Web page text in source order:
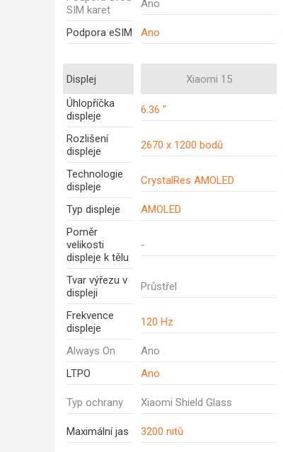
SIM karet
Ano
Podpora eSIM Ano
Displej Xiaomi 15
Úhlopříčka
displeje
6.36 "
Rozlišení
displeje
2670 x 1200 bodů
Technologie
displeje
CrystalRes AMOLED
Typ displeje AMOLED
Poměr
velikosti
displeje k tělu
-
Tvar výřezu v
displeji
Průstřel
Frekvence
displeje
120 Hz
Always On Ano
LTPO
Ano
Typ ochrany Xiaomi Shield Glass
Maximální jas 3200 nitů